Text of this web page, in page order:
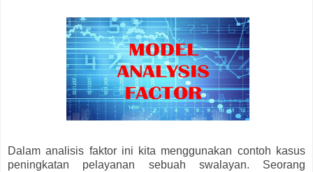
Dalam analisis faktor ini kita menggunakan contoh kasus
peningkatan pelayanan sebuah swalayan. Seorang